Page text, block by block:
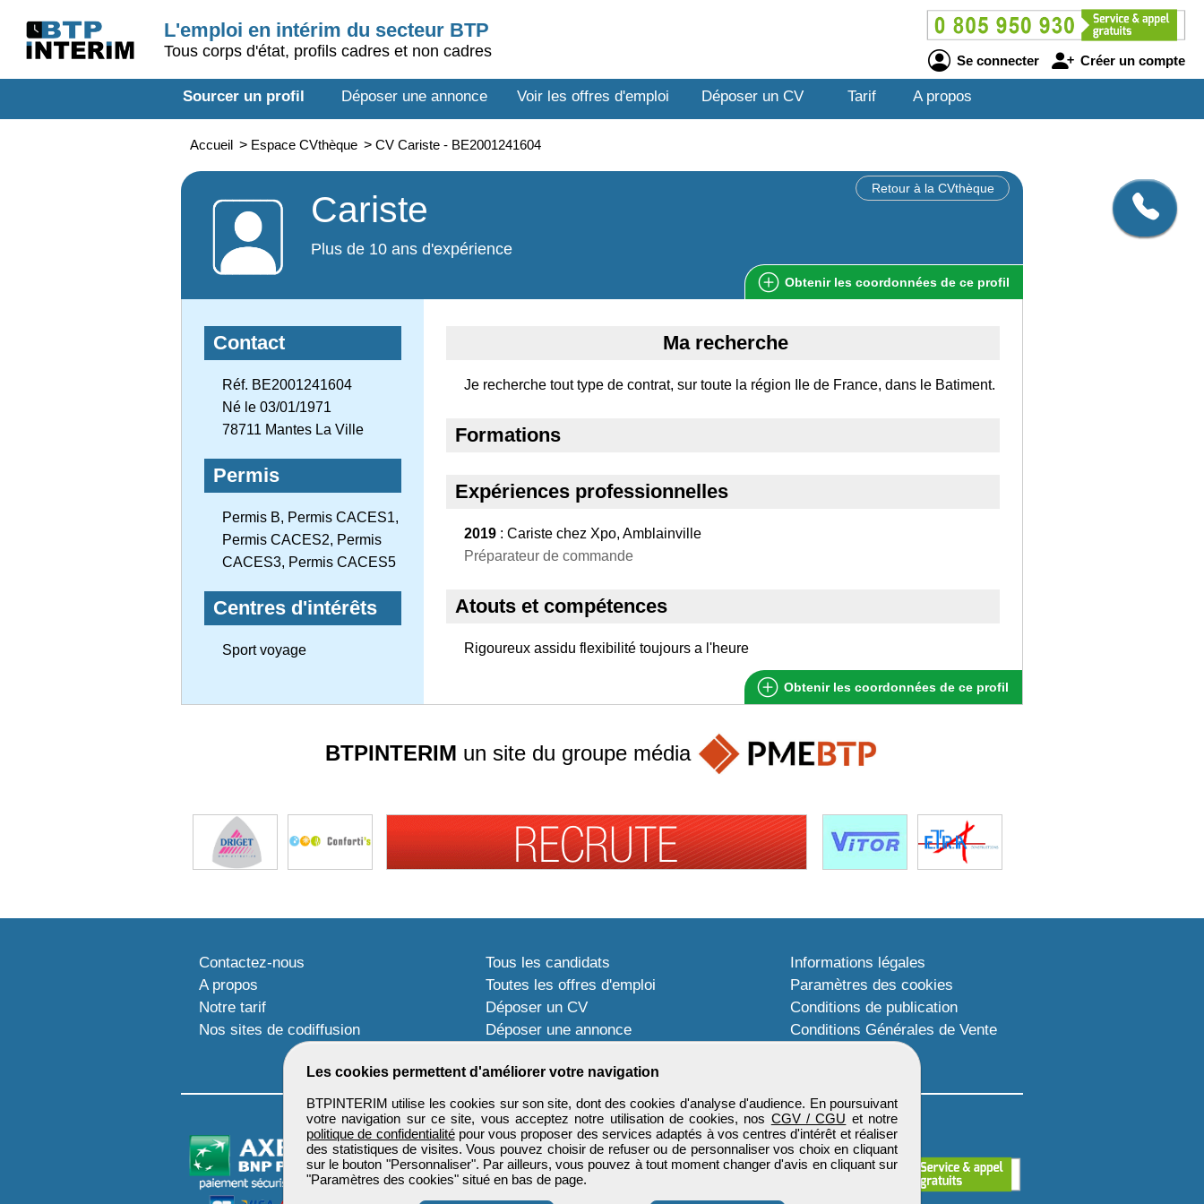
L'emploi en intérim du secteur BTP
Tous corps d'état, profils cadres et non cadres
Se connecter Créer un compte
Sourcer un profil Déposer une annonce Voir les offres d'emploi Déposer un CV Tarif A propos
Accueil > Espace CVthèque > CV Cariste - BE2001241604
Retour à la CVthèque
Cariste
Plus de 10 ans d'expérience
Obtenir les coordonnées de ce profil
Contact
Réf. BE2001241604
Né le 03/01/1971
78711 Mantes La Ville
Permis
Permis B, Permis CACES1,
Permis CACES2, Permis
CACES3, Permis CACES5
Centres d'intérêts
Sport voyage
Ma recherche
Je recherche tout type de contrat, sur toute la région Ile de France, dans le Batiment.
Formations
Expériences professionnelles
2019 : Cariste chez Xpo, Amblainville
Préparateur de commande
Atouts et compétences
Rigoureux assidu flexibilité toujours a l'heure
Obtenir les coordonnées de ce profil
Les cookies permettent d'améliorer votre navigation
BTPINTERIM utilise les cookies sur son site, dont des cookies d'analyse d'audience. En poursuivant
votre navigation sur ce site, vous acceptez notre utilisation de cookies, nos CGV / CGU et notre
politique de confidentialitépour vous proposer des services adaptés à vos centres d'intérêt et réaliser
des statistiques de visites. Vous pouvez choisir de refuser ou de personnaliser vos choix en cliquant
sur le bouton "Personnaliser". Par ailleurs, vous pouvez à tout moment changer d'avis en cliquant sur
"Paramètres des cookies" situé en bas de page.
BTPINTERIM un site du groupe média
Contactez-nous
A propos
Notre tarif
Nos sites de codiffusion
Tous les candidats
Toutes les offres d'emploi
Déposer un CV
Déposer une annonce
Informations légales
Paramètres des cookies
Conditions de publication
Conditions Générales de Vente